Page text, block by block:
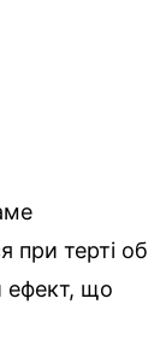
при терті об
ефект, що